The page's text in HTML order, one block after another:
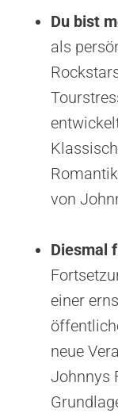
Du bist
als
von
Diesmal
einer
neue
Johnnys